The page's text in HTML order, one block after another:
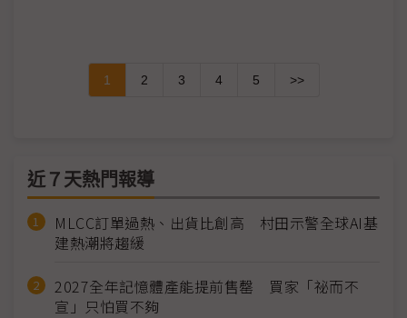
1 2 3 4 5 >>
近７天熱門報導
MLCC訂單過熱、出貨比創高 村田示警全球AI基
建熱潮將趨緩
2027全年記憶體產能提前售罄 買家「祕而不
宣」只怕買不夠